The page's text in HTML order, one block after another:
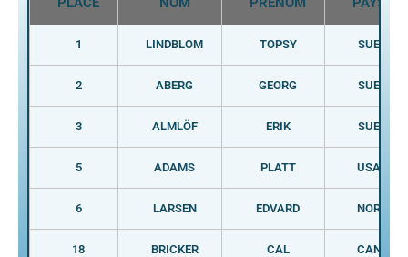
1 LINDBLOM TOPSY SUE
2 ABERG GEORG SUE
3 ALMLÖF ERIK SUE
5 ADAMS PLATT USA
6 LARSEN EDVARD NOR
18 BRICKER CAL CAN